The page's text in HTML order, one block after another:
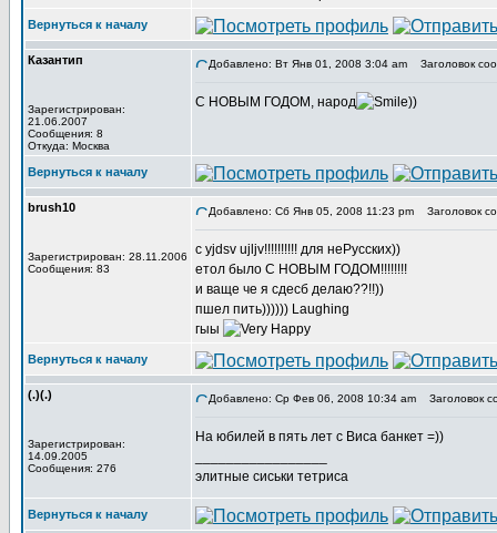
Вернуться к началу
Казантип
Зарегистрирован:
21.06.2007
Сообщения: 8
Откуда: Москва
Добавлено: Вт Янв 01, 2008 3:04 am Заголовок
С НОВЫМ ГОДОМ, народ ))
Вернуться к началу
brush10
Зарегистрирован: 28.11.2006
Сообщения: 83
Добавлено: Сб Янв 05, 2008 11:23 pm Заголовок
c yjdsv ujljv!!!!!!!!!! для неРусских))
етол было С НОВЫМ ГОДОМ!!!!!!!!
и ваще че я сдесб делаю??!!))
пшел пить)))))) Laughing
гыы
Вернуться к началу
(.)(.)
Зарегистрирован:
14.09.2005
Сообщения: 276
Добавлено: Ср Фев 06, 2008 10:34 am Заголовок
На юбилей в пять лет с Виса банкет =))
элитные сиськи тетриса
Вернуться к началу